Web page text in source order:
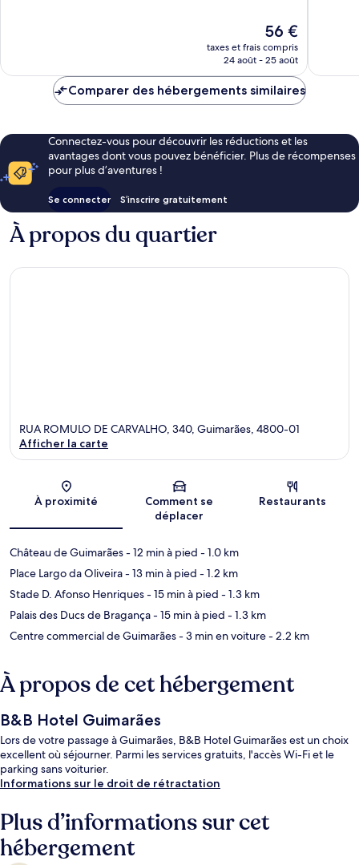
Le
nouveau
prix
de
56 €
taxes et frais compris
24 août - 25 août
Comparer des hébergements similaires
Connectez-vous pour découvrir les réductions et les
avantages dont vous pouvez bénéficier. Plus de récompenses
pour plus d’aventures !
Se connecter S’inscrire gratuitement
À propos du quartier
Carte
RUA ROMULO DE CARVALHO, 340, Guimarães, 4800-01
Afficher la carte
À proximité
Comment se
déplacer
Restaurants
Château de Guimarães- 12 min à pied - 1.0 km
Place Largo da Oliveira- 13 min à pied - 1.2 km
Stade D. Afonso Henriques- 15 min à pied - 1.3 km
Palais des Ducs de Bragança- 15 min à pied - 1.3 km
Centre commercial de Guimarães- 3 min en voiture- 2.2 km
À propos de cet hébergement
B&B Hotel Guimarães
Lors de votre passage à Guimarães, B&B Hotel Guimarães est un choix
excellent où séjourner. Parmi les services gratuits, l'accès Wi-Fi et le
parking sans voiturier.
Informations sur le droit de rétractation
Plus d’informations sur cet
hébergement